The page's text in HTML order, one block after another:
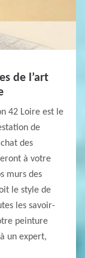
de l’art
42 Loire est le
de
des
à votre
murs des
le style de
les savoir-
peinture
un expert,